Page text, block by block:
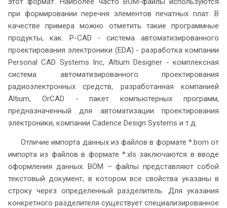
при формировании перечня элементов печатных плат. В
качестве примера можно отметить такие программные
продукты, как: P-CAD - система автоматизированного
проектирования электроники (EDA) - разработка компании
Personal CAD Systems Inc, Altium Designer - комплексная
система автоматизированного проектирования
радиоэлектронных средств, разработанная компанией
Altium, OrCAD - пакет компьютерных программ,
предназначенный для автоматизации проектирования
электроники, компании Cadence Design Systems и т.д.
Отличие импорта данных из файлов в формате *.bom от
импорта из файлов в формате *.xls заключаются в вводе
оформления данных: BOM – файлы представляют собой
текстовый документ, в котором все свойства указаны в
строку через определенный разделитель. Для указания
конкретного разделителя существует специализированное